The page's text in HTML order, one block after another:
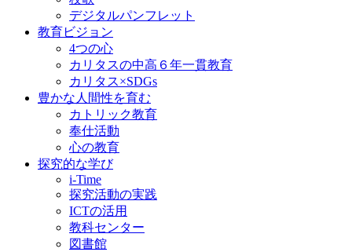
デジタルパンフレット
教育ビジョン
4つの心
カリタスの中高６年一貫教育
カリタス×SDGs
豊かな人間性を育む
カトリック教育
奉仕活動
心の教育
探究的な学び
i-Time
探究活動の実践
ICTの活用
教科センター
図書館